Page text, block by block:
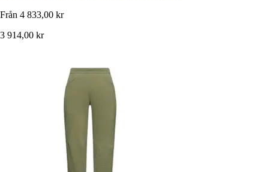
Från 4 833,00 kr
3 914,00 kr